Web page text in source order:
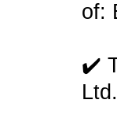
of:
✔️
Ltd.